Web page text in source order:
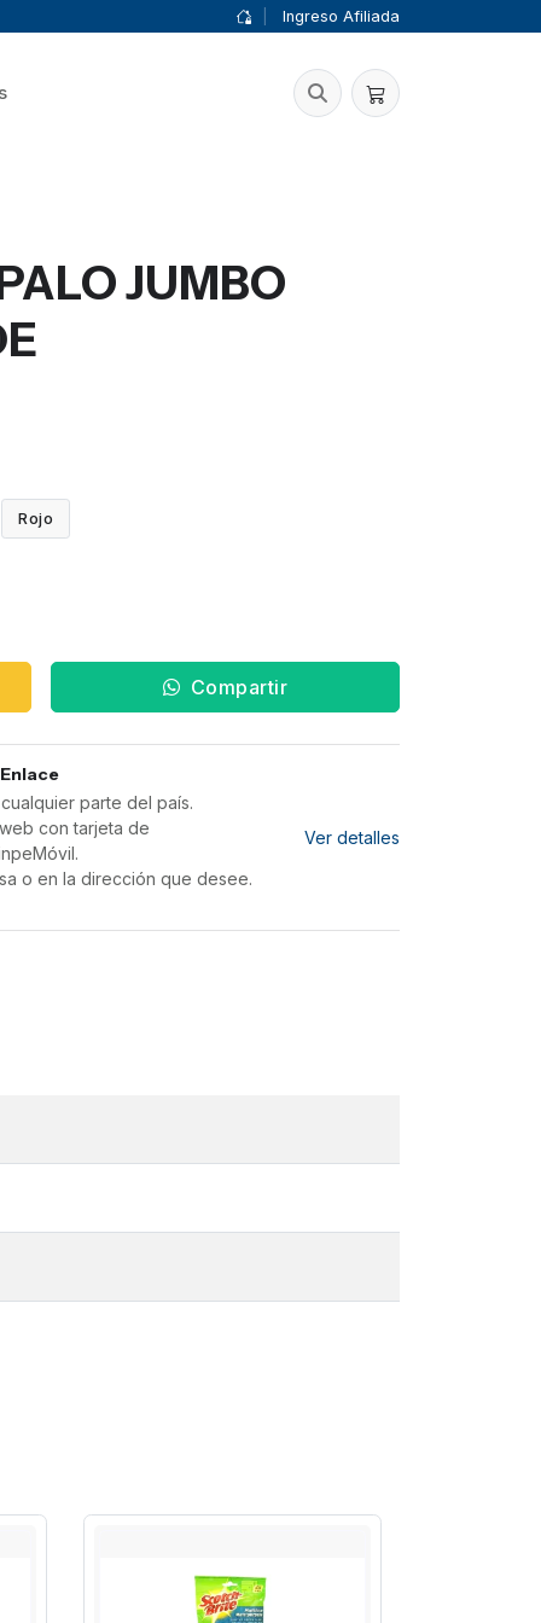
Ingreso Afiliada
JUMBO
Rojo
Compartir
parte del país.
con tarjeta de
o en la dirección que desee.
Ver detalles